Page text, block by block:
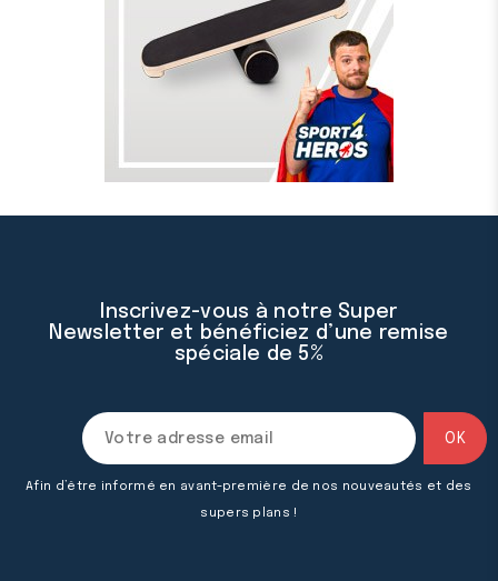
Inscrivez-vous à notre Super
Newsletter et bénéficiez d’une remise
spéciale de 5%
Afin d’être informé en avant-première de nos nouveautés et des
supers plans !